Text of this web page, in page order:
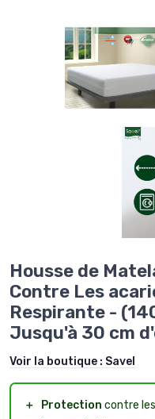
Housse de
Contre Les
Respirante -
Jusqu'à 30 cm
Voir la boutique : Savel
＋ Protection contre